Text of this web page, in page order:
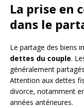
La prise en
dans le
Le partage des biens
dettes du couple.
généralement
Attention aux dettes
divorce, notamment
années antérieures.